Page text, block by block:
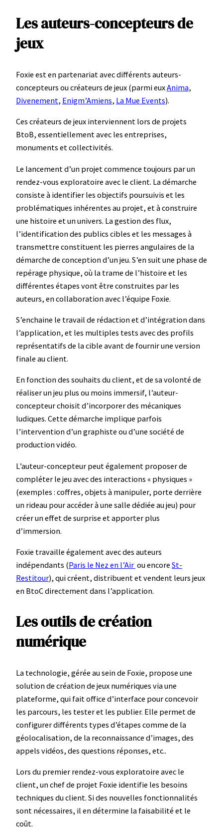
Les auteurs-concepteurs de
jeux
Foxie est en partenariat avec différents auteurs-
concepteurs ou créateurs de jeux (parmi euxAnima,
Divenement, Enigm’Amiens, La Mue Events).
Ces créateurs de jeux interviennent lors de projets
BtoB, essentiellement avec les entreprises,
monuments et collectivités.
Le lancement d’un projet commence toujours par un
rendez-vous exploratoire avec le client. La démarche
consiste à identifier les objectifs poursuivis et les
problématiques inhérentes au projet, et à construire
une histoire et un univers. La gestion des flux,
l’identification des publics cibles et les messages à
transmettre constituent les pierres angulaires de la
démarche de conception d’un jeu. S’en suit une phase de
repérage physique, où la trame de l’histoire et les
différentes étapes vont être construites par les
auteurs, en collaboration avec l’équipe Foxie.
S’enchaine le travail de rédaction et d’intégration dans
l’application, et les multiples tests avec des profils
représentatifs de la cible avant de fournir une version
finale au client.
En fonction des souhaits du client, et de sa volonté de
réaliser un jeu plus ou moins immersif, l’auteur-
concepteur choisit d’incorporer des mécaniques
ludiques. Cette démarche implique parfois
l’intervention d’un graphiste ou d’une société de
production vidéo.
L’auteur-concepteur peut également proposer de
compléter le jeu avec des interactions « physiques »
(exemples : coffres, objets à manipuler, porte derrière
un rideau pour accéder à une salle dédiée au jeu) pour
créer un effet de surprise et apporter plus
d’immersion.
Foxie travaille également avec des auteurs
indépendants (Paris le Nez en l’Air ou encore St-
Restitour), qui créent, distribuent et vendent leurs jeux
en BtoC directement dans l’application.
Les outils de création
numérique
La technologie, gérée au sein de Foxie, propose une
solution de création de jeux numériques via une
plateforme, qui fait office d’interface pour concevoir
les parcours, les tester et les publier. Elle permet de
configurer différents types d’étapes comme de la
géolocalisation, de la reconnaissance d’images, des
appels vidéos, des questions réponses, etc..
Lors du premier rendez-vous exploratoire avec le
client, un chef de projet Foxie identifie les besoins
techniques du client. Si des nouvelles fonctionnalités
sont nécessaires, il en détermine la faisabilité et le
coût.